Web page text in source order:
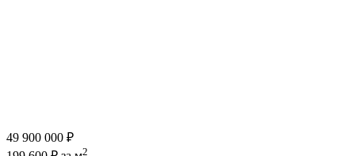
49 900 000 ₽
2